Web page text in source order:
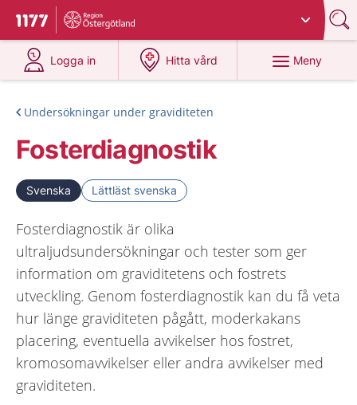
Till startsidan för 1177
Du har valt region
Logga in
på 1177.se
Hitta vård
på 1177.se
Meny
Undersökningar under graviditeten
Fosterdiagnostik
Svenska Lättläst svenska
Fosterdiagnostik är olika
ultraljudsundersökningar och tester som ger
information om graviditetens och fostrets
utveckling. Genom fosterdiagnostik kan du få veta
hur länge graviditeten pågått, moderkakans
placering, eventuella avvikelser hos fostret,
kromosomavvikelser eller andra avvikelser med
graviditeten.